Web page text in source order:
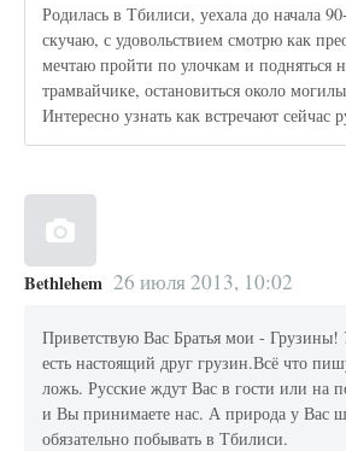
Родилась в Тбилиси, уехала до начала
скучаю, с удовольствием смотрю как
мечтаю пройти по улочкам и подняться
трамвайчике, остановиться около
Интересно узнать как встречают сейчас
Bethlehem 26 июля 2013, 10:02
Приветствую Вас Братья мои -
есть настоящий друг грузин.Всё что
ложь. Русские ждут Вас в гости или на
и Вы принимаете нас. А природа у Вас
обязательно побывать в Тбилиси.